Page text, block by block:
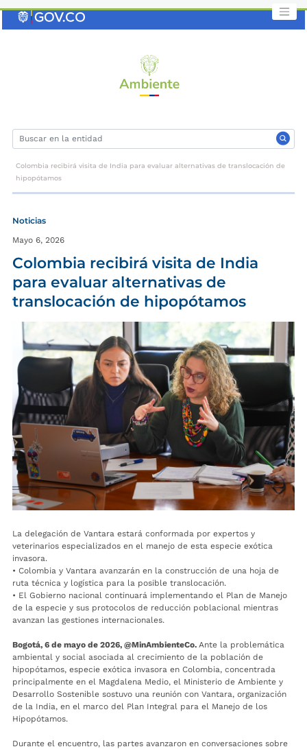
Colombia recibirá visita de India para evaluar alternativas de translocación de
hipopótamos
Noticias
Mayo 6, 2026
Colombia recibirá visita de India
para evaluar alternativas de
translocación de hipopótamos
La delegación de Vantara estará conformada por expertos y
veterinarios especializados en el manejo de esta especie exótica
invasora.
• Colombia y Vantara avanzarán en la construcción de una hoja de
ruta técnica y logística para la posible translocación.
• El Gobierno nacional continuará implementando el Plan de Manejo
de la especie y sus protocolos de reducción poblacional mientras
avanzan las gestiones internacionales.
Bogotá, 6 de mayo de 2026, @MinAmbienteCo. Ante la problemática
ambiental y social asociada al crecimiento de la población de
hipopótamos, especie exótica invasora en Colombia, concentrada
principalmente en el Magdalena Medio, el Ministerio de Ambiente y
Desarrollo Sostenible sostuvo una reunión con Vantara, organización
de la India, en el marco del Plan Integral para el Manejo de los
Hipopótamos.
Durante el encuentro, las partes avanzaron en conversaciones sobre